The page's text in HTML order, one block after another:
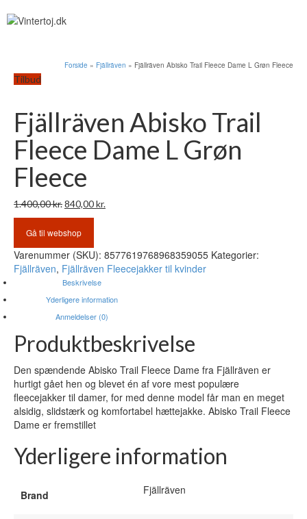
Forside » Fjällräven » Fjällräven Abisko Trail Fleece Dame L Grøn Fleece
Tilbud
Fjällräven Abisko Trail
Fleece Dame L Grøn
Fleece
1.400,00kr.Den
oprindelige
pris
1.400,00 kr..
840,00kr.
840,00 kr..
Gå til webshop
Varenummer (SKU): 8577619768968359055 Kategorier:
Fjällräven, Fjällräven Fleecejakker til kvinder
Beskrivelse
Yderligere information
Anmeldelser (0)
Produktbeskrivelse
Den spændende Abisko Trail Fleece Dame fra Fjällräven er
hurtigt gået hen og blevet én af vore mest populære
fleecejakker til damer, for med denne model får man en meget
alsidig, slidstærk og komfortabel hættejakke. Abisko Trail Fleece
Dame er fremstillet
Yderligere information
Brand Fjällräven